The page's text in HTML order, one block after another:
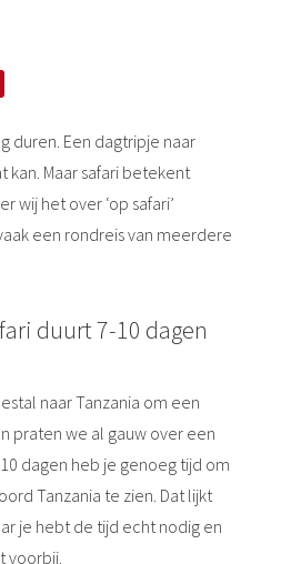
duren. Een dagtripje naar
kan. Maar safari betekent
wij het over ‘op safari’
een rondreis van meerdere
duurt 7-10 dagen
naar Tanzania om een
praten we al gauw over een
dagen heb je genoeg tijd om
Tanzania te zien. Dat lijkt
je hebt de tijd echt nodig en
voorbij.